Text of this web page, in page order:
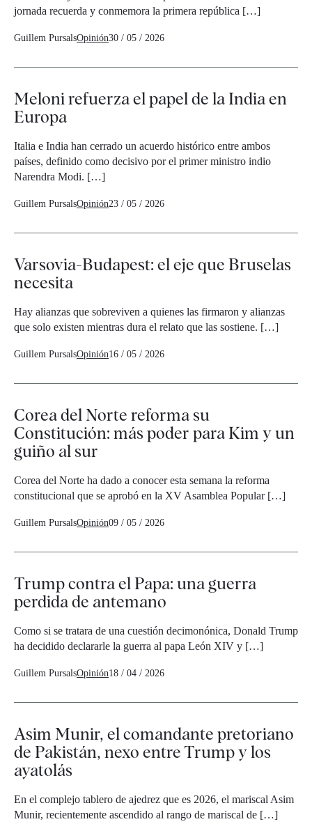
jornada recuerda y conmemora la primera república […]
Guillem PursalsOpinión30 / 05 / 2026
Meloni refuerza el papel de la India en
Europa
Italia e India han cerrado un acuerdo histórico entre ambos
países, definido como decisivo por el primer ministro indio
Narendra Modi. […]
Guillem PursalsOpinión23 / 05 / 2026
Varsovia-Budapest: el eje que Bruselas
necesita
Hay alianzas que sobreviven a quienes las firmaron y alianzas
que solo existen mientras dura el relato que las sostiene. […]
Guillem PursalsOpinión16 / 05 / 2026
Corea del Norte reforma su
Constitución: más poder para Kim y un
guiño al sur
Corea del Norte ha dado a conocer esta semana la reforma
constitucional que se aprobó en la XV Asamblea Popular […]
Guillem PursalsOpinión09 / 05 / 2026
Trump contra el Papa: una guerra
perdida de antemano
Como si se tratara de una cuestión decimonónica, Donald Trump
ha decidido declararle la guerra al papa León XIV y […]
Guillem PursalsOpinión18 / 04 / 2026
Asim Munir, el comandante pretoriano
de Pakistán, nexo entre Trump y los
ayatolás
En el complejo tablero de ajedrez que es 2026, el mariscal Asim
Munir, recientemente ascendido al rango de mariscal de […]